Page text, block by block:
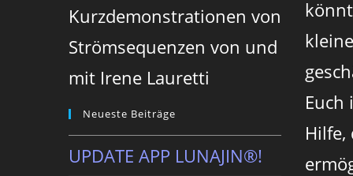
Kurzdemonstrationen von
Strömsequenzen von und
mit Irene Lauretti
Neueste Beiträge
UPDATE APP LUNAJIN®!
Euch
Hilfe,